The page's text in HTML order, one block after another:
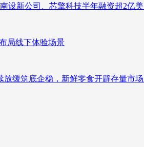
设新公司、芯擎科技半年融资超2亿
局线下体验场景
缓筑底企稳，新鲜零食开辟存量市